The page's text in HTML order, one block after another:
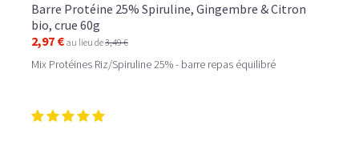
Barre Protéine 25% Spiruline, Gingembre & Citron
bio, crue 60g
2,97 € au lieu de3,49 €
Mix Protéines Riz/Spiruline 25% - barre repas équilibré